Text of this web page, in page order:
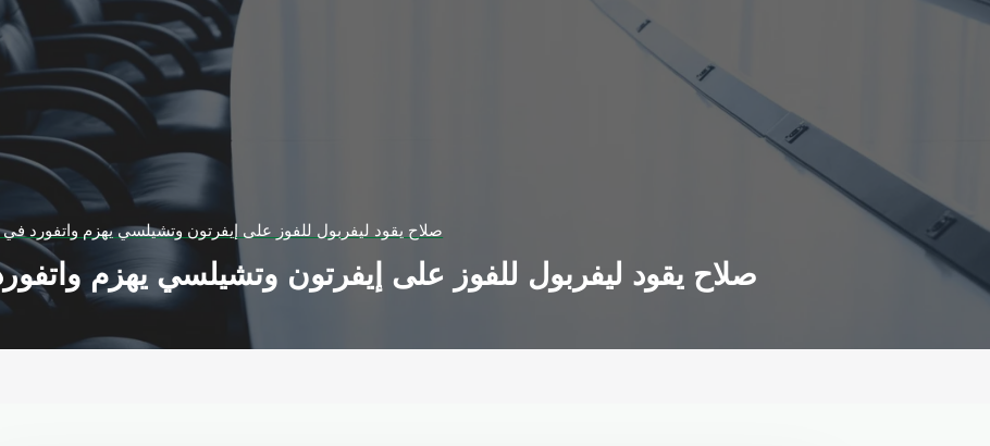
صلاح يقود ليفربول للفوز على إيفرتون وتشيلسي يهزم واتفورد في
صلاح يقود ليفربول للفوز على إيفرتون وتشيلسي يهزم